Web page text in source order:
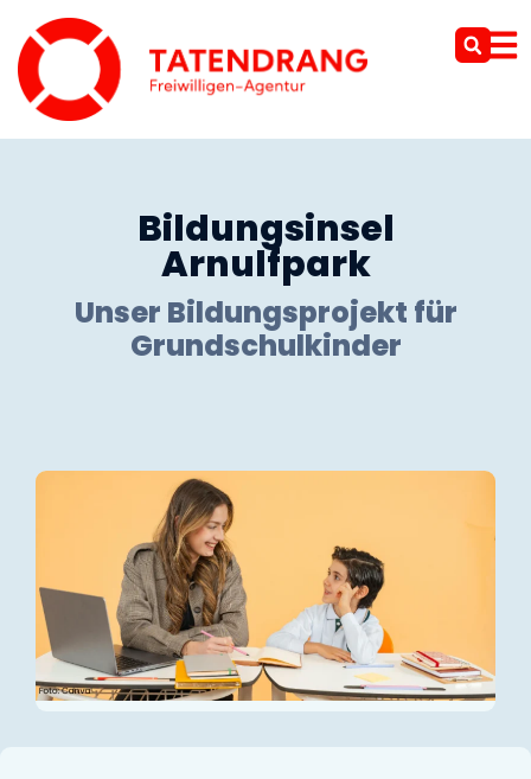
Bildungsinsel
Arnulfpark
Unser Bildungsprojekt für
Grundschulkinder